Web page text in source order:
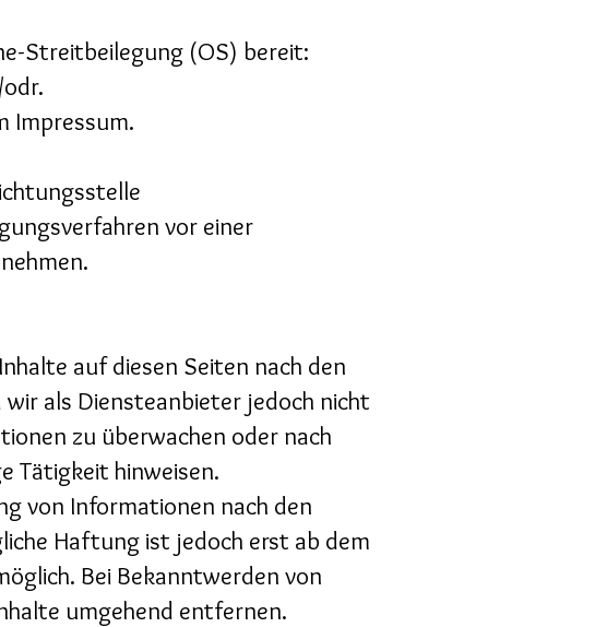
Streitbeilegung (OS) bereit:
Impressum.
vor einer
auf diesen Seiten nach den
wir als Diensteanbieter jedoch nicht
zu überwachen oder nach
Tätigkeit hinweisen.
von Informationen nach den
Haftung ist jedoch erst ab dem
Bei Bekanntwerden von
umgehend entfernen.